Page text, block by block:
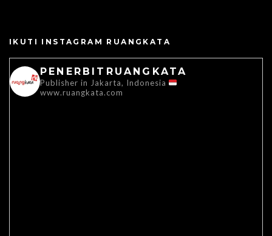
IKUTI INSTAGRAM RUANGKATA
PENERBITRUANGKATA
Publisher in Jakarta, Indonesia
www.ruangkata.com